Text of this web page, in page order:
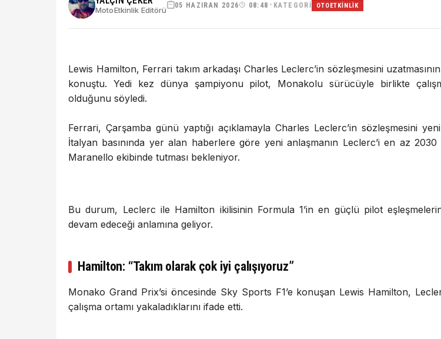
MotoEtkinlik Editörü
05 HAZIRAN 2026 08:48 • KATEGORI OTOETKINLIK
Lewis Hamilton, Ferrari takım arkadaşı Charles Leclerc’in sözleşmesini
konuştu. Yedi kez dünya şampiyonu pilot, Monakolu sürücüyle birlikte
olduğunu söyledi.
Ferrari, Çarşamba günü yaptığı açıklamayla Charles Leclerc’in sözleşmesini
İtalyan basınında yer alan haberlere göre yeni anlaşmanın Leclerc’i en az
Maranello ekibinde tutması bekleniyor.
Bu durum, Leclerc ile Hamilton ikilisinin Formula 1’in en güçlü pilot
devam edeceği anlamına geliyor.
Hamilton: “Takım olarak çok iyi çalışıyoruz”
Monako Grand Prix’si öncesinde Sky Sports F1’e konuşan Lewis Hamilton,
çalışma ortamı yakaladıklarını ifade etti.